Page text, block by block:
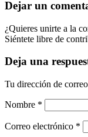
Dejar un
¿Quieres unirte a la
Siéntete libre de
Deja una
Tu dirección de
Nombre *
Correo electrónico *